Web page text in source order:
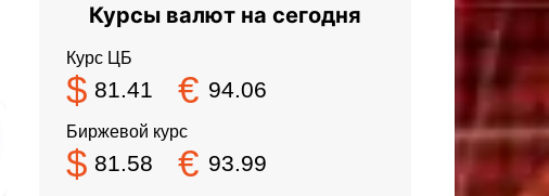
Курсы валют на сегодня
Курс ЦБ
$ 81.41 € 94.06
Биржевой курс
$ 81.58 € 93.99